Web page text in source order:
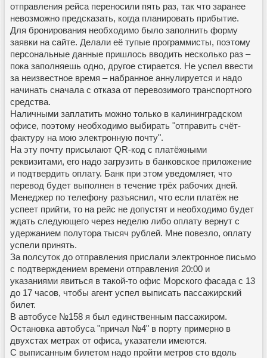
отправления рейса переносили пять раз, так что заранее
невозможно предсказать, когда планировать прибытие.
Для бронирования необходимо было заполнить форму
заявки на сайте. Делали её тупые программисты, поэтому
персональные данные пришлось вводить несколько раз –
пока заполняешь одно, другое стирается. Не успел ввести
за неизвестное время – набранное аннулируется и надо
начинать сначала с отказа от перевозимого транспортного
средства.
Наличными заплатить можно только в калининградском
офисе, поэтому необходимо выбирать "отправить счёт-
фактуру на мою электронную почту".
На эту почту присылают QR-код с платёжными
реквизитами, его надо загрузить в банковское приложение
и подтвердить оплату. Банк при этом уведомляет, что
перевод будет выполнен в течение трёх рабочих дней.
Менеджер по телефону разъяснил, что если платёж не
успеет прийти, то на рейс не допустят и необходимо будет
ждать следующего через неделю либо оплату вернут с
удержанием полутора тысяч рублей. Мне повезло, оплату
успели принять.
За полсуток до отправления прислали электронное письмо
с подтверждением времени отправления 20:00 и
указаниями явиться в такой-то офис Морского фасада с 13
до 17 часов, чтобы агент успел выписать пассажирский
билет.
В автобусе №158 я был единственным пассажиром.
Остановка автобуса "причал №4" в порту примерно в
двухстах метрах от офиса, указатели имеются.
С выписанным билетом надо пройти метров сто вдоль